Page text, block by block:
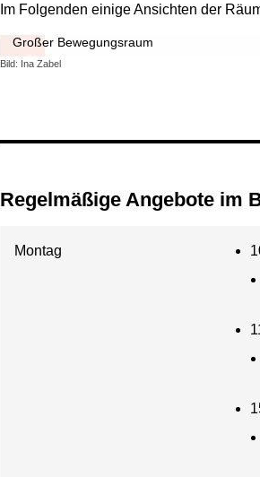
Im Folgenden einige Ansichten der
Großer Bewegungsraum
Bild: Ina Zabel
Regelmäßige Angebote
Montag